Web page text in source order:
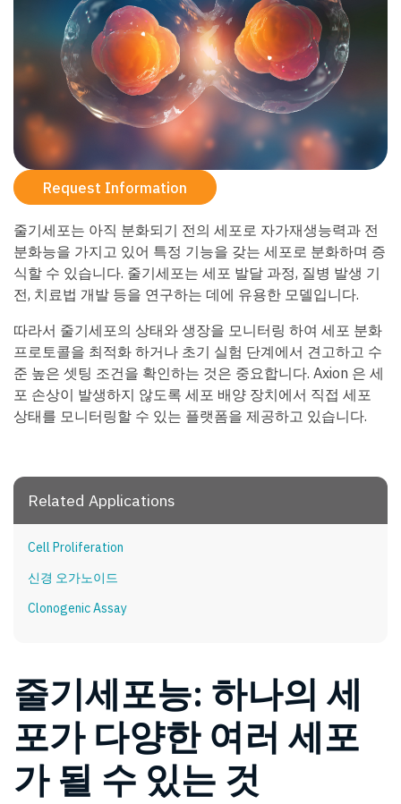
Request Information
줄기세포는 아직 분화되기 전의 세포로 자가재생능력과 전
분화능을 가지고 있어 특정 기능을 갖는 세포로 분화하며 증
식할 수 있습니다. 줄기세포는 세포 발달 과정, 질병 발생 기
전, 치료법 개발 등을 연구하는 데에 유용한 모델입니다.
따라서 줄기세포의 상태와 생장을 모니터링 하여 세포 분화
프로토콜을 최적화 하거나 초기 실험 단계에서 견고하고 수
준 높은 셋팅 조건을 확인하는 것은 중요합니다. Axion 은 세
포 손상이 발생하지 않도록 세포 배양 장치에서 직접 세포
상태를 모니터링할 수 있는 플랫폼을 제공하고 있습니다.
Related Applications
Cell Proliferation
신경 오가노이드
Clonogenic Assay
줄기세포능: 하나의 세
포가 다양한 여러 세포
가 될 수 있는 것